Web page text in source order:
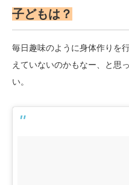
子どもは？
毎日趣味のように身体作りを
えていないのかもなー、と思
い。